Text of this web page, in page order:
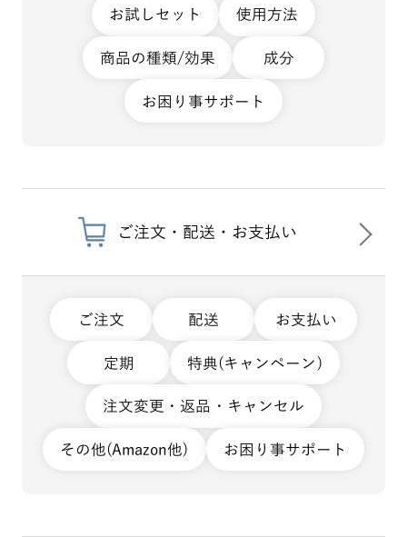
お試しセット 使用方法
商品の種類/効果 成分
お困り事サポート
ご注文・配送・お支払い
ご注文 配送 お支払い
定期 特典(キャンペーン)
注文変更・返品・キャンセル
その他(Amazon他) お困り事サポート